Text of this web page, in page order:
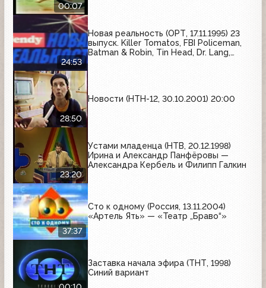
00:07
24:53
Новая реальность (ОРТ, 17.11.1995) 23
выпуск. Killer Tomatos, FBI Policeman,
Batman & Robin, Tin Head, Dr. Lang,
28:50
Новости (НТН-12, 30.10.2001) 20:00
23:20
Устами младенца (НТВ, 20.12.1998)
Ирина и Александр Панфёровы —
Александра Кербель и Филипп Галкин
37:37
Сто к одному (Россия, 13.11.2004)
«Артель Ять» — «Театр „Браво“»
Заставка начала эфира (ТНТ, 1998)
Синий вариант